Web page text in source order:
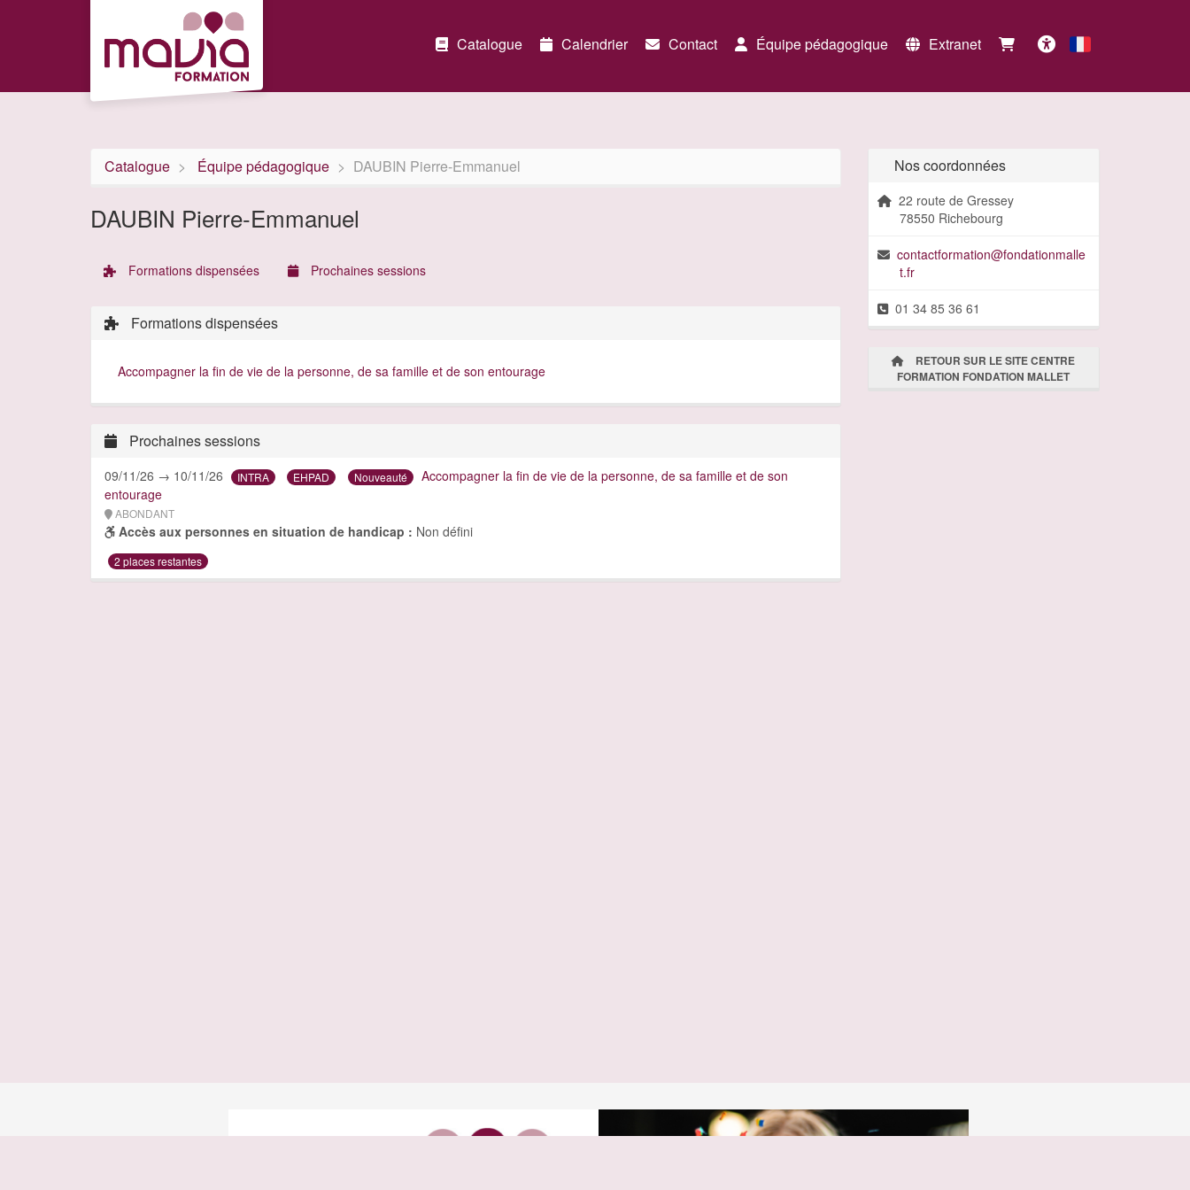
Catalogue
Calendrier Contact Équipe pédagogique
Extranet
Français
Catalogue Équipe pédagogique DAUBIN Pierre-Emmanuel
DAUBIN Pierre-Emmanuel
Formations dispensées Prochaines sessions
Formations dispensées
Accompagner la fin de vie de la personne, de sa famille et de son entourage
Prochaines sessions
09/11/26 → 10/11/26 INTRA EHPAD Nouveauté
Accompagner la fin de vie de la personne, de sa famille et de son
entourage
ABONDANT
Accès aux personnes en situation de handicap : Non défini
2 places restantes
Nos coordonnées
22 route de Gressey
78550 Richebourg
contactformation@fondationmalle
t.fr
01 34 85 36 61
RETOUR SUR LE SITE CENTRE
FORMATION FONDATION MALLET